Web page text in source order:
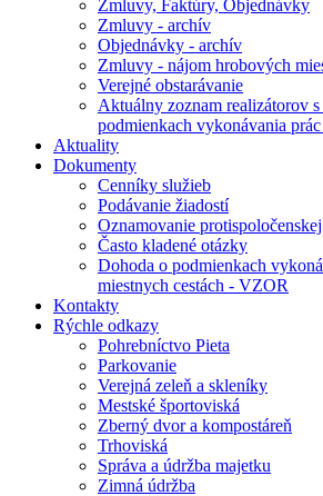
Zmluvy, Faktúry, Objednávky
Zmluvy - archív
Objednávky - archív
Zmluvy - nájom hrobových
Verejné obstarávanie
Aktuálny zoznam realizátorov
podmienkach vykonávania
Aktuality
Dokumenty
Cenníky služieb
Podávanie žiadostí
Oznamovanie
Často kladené otázky
Dohoda o podmienkach
miestnych cestách - VZOR
Kontakty
Rýchle odkazy
Pohrebníctvo Pieta
Parkovanie
Verejná zeleň a skleníky
Mestské športoviská
Zberný dvor a kompostáreň
Trhoviská
Správa a údržba majetku
Zimná údržba